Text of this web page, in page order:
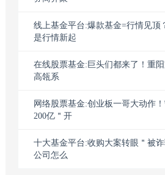
线上基金平台:爆款基金=行情见顶
是行情新起
在线股票基金:巨头们都来了！重阳
高瓴系
网络股票基金:创业板一哥大动作
200亿＂开
十大基金平台:收购大案转眼＂被
公司怎么